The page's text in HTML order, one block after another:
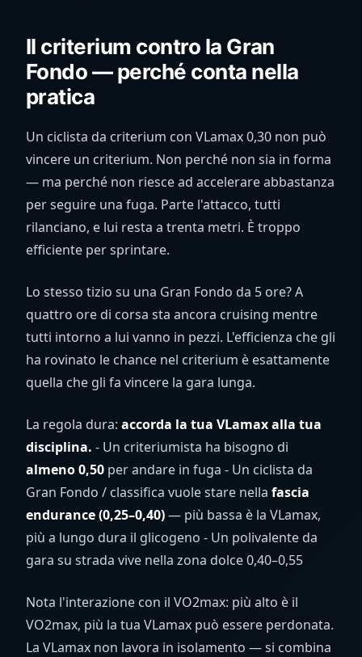
Il criterium contro la Gran
Fondo — perché conta nella
pratica
Un ciclista da criterium con VLamax 0,30 non può
vincere un criterium. Non perché non sia in forma
— ma perché non riesce ad accelerare abbastanza
per seguire una fuga. Parte l'attacco, tutti
rilanciano, e lui resta a trenta metri. È troppo
efficiente per sprintare.
Lo stesso tizio su una Gran Fondo da 5 ore? A
quattro ore di corsa sta ancora cruising mentre
tutti intorno a lui vanno in pezzi. L'efficienza che gli
ha rovinato le chance nel criterium è esattamente
quella che gli fa vincere la gara lunga.
La regola dura: accorda la tua VLamax alla tua
disciplina. - Un criteriumista ha bisogno di
almeno 0,50 per andare in fuga - Un ciclista da
Gran Fondo / classifica vuole stare nella fascia
endurance (0,25–0,40)— più bassa è la VLamax,
più a lungo dura il glicogeno - Un polivalente da
gara su strada vive nella zona dolce 0,40–0,55
Nota l'interazione con il VO2max: più alto è il
VO2max, più la tua VLamax può essere perdonata.
La VLamax non lavora in isolamento — si combina